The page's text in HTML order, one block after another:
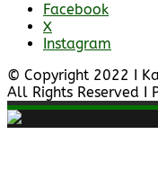
Facebook
X
Instagram
© Copyright 2022 I
All Rights Reserved I